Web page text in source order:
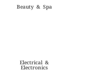
Beauty & Spa
Electrical &
Electronics